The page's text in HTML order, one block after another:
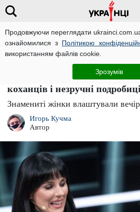
Продовжуючи переглядати
ознайомилися з Політикою
використанням файлів cookie.
Зрозумів
"Допуск в особисті
Полякова і Маша Єфросиніна
коханців і незручні подробиці
Знамениті жінки влаштували
Игорь Кучма
Автор